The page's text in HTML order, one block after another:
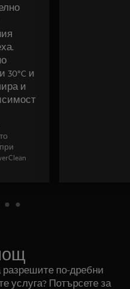
30°C и
и
разрешите по-дребни
услуга? Потърсете за